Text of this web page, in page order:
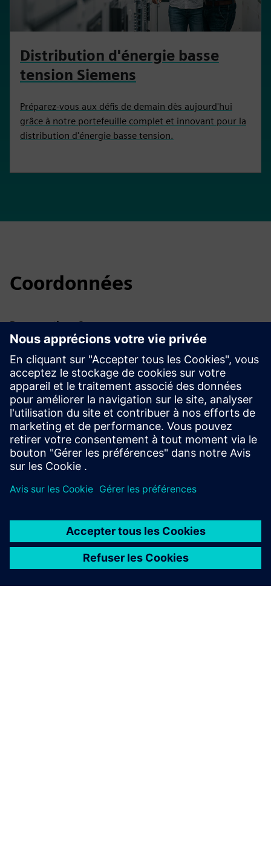
Distribution d'énergie basse
tension Siemens
Préparez-vous aux défis de demain dès aujourd'hui
grâce à notre portefeuille complet et innovant pour la
distribution d'énergie basse tension.
Coordonnées
Des questions ?
Si vous avez des questions sur la réunion des partenaires
SIVACON, n'hésitez pas à nous contacter :
Pourquestions techniques , s'il vous plaît contacter
schalttechnik.at@siemens.com
Pourquestions d'organisation, s'il vous plaît contacter
silvia.poinstingl@siemens.com
Nous reviendrons vers vous dès que possible.